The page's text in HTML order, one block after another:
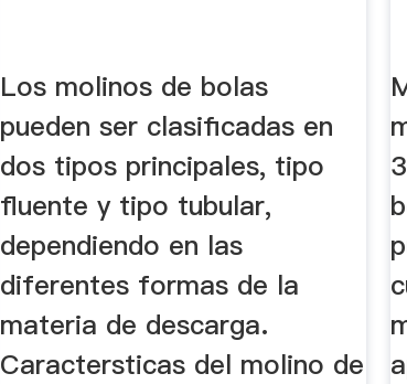
Los molinos de bolas
pueden ser clasificadas en
dos tipos principales, tipo
fluente y tipo tubular,
dependiendo en las
diferentes formas de la
materia de descarga.
Caractersticas del molino de